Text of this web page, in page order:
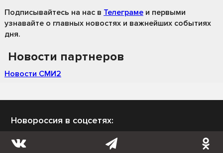
Подписывайтесь на нас в Телеграме и первыми
узнавайте о главных новостях и важнейших событиях
дня.
Новости партнеров
Новости СМИ2
Новороссия в соцсетях: